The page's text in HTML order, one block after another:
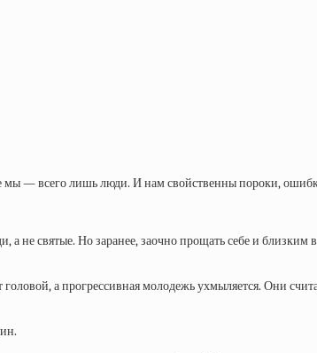
мы — всего лишь люди. И нам свойственны пороки,
святые. Но заранее, заочно прощать себе и близким
а прогрессивная молодежь ухмыляется. Они